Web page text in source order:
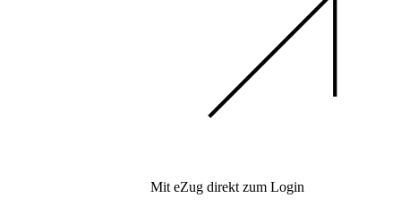
Mit eZug direkt zum Login